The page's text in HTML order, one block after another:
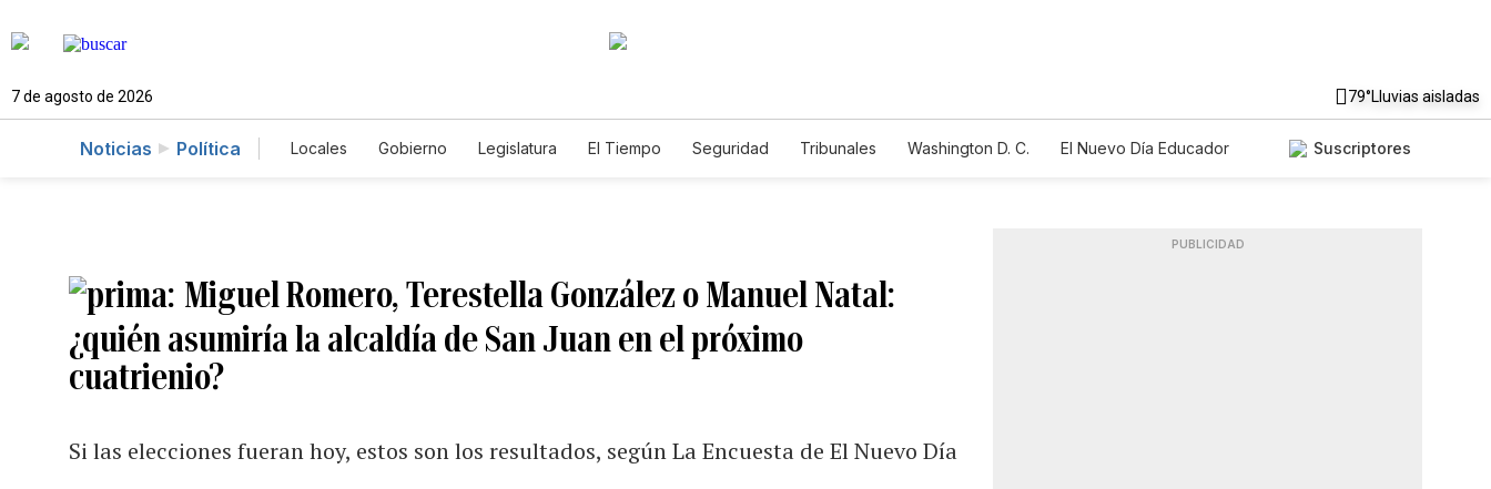
7 de agosto de 2026 79°Lluvias aisladas
Noticias Política Locales Gobierno Legislatura El Tiempo Seguridad Tribunales Washington D. C.
El Nuevo Día Educador
Suscriptores
Miguel Romero, Terestella González o Manuel Natal:
¿quién asumiría la alcaldía de San Juan en el próximo
cuatrienio?
Si las elecciones fueran hoy, estos son los resultados, según La Encuesta de El Nuevo Día
PUBLICIDAD